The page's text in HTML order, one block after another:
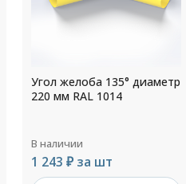
Угол желоба 135° диаметр
150 мм RAL 3005
В наличии
774 ₽ за шт